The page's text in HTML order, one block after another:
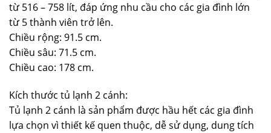
từ 516 – 758 lít, đáp ứng nhu cầu cho các gia đình lớn
từ 5 thành viên trở lên.
Chiều rộng: 91.5 cm.
Chiều sâu: 71.5 cm.
Chiều cao: 178 cm.
Kích thước tủ lạnh 2 cánh:
Tủ lạnh 2 cánh là sản phẩm được hầu hết các gia đình
lựa chọn vì thiết kế quen thuộc, dễ sử dụng, dung tích